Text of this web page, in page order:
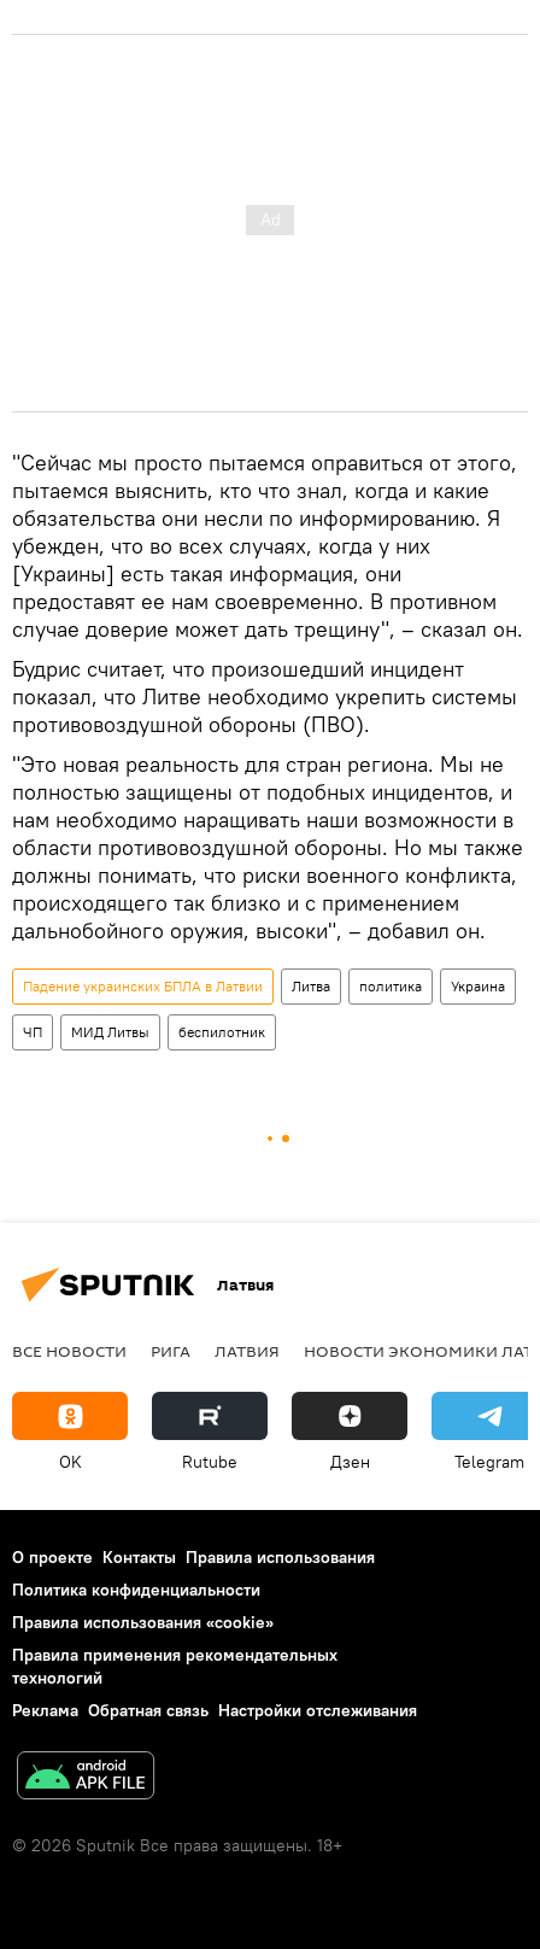
"Сейчас мы просто пытаемся оправиться от этого,
пытаемся выяснить, кто что знал, когда и какие
обязательства они несли по информированию. Я
убежден, что во всех случаях, когда у них
[Украины] есть такая информация, они
предоставят ее нам своевременно. В противном
случае доверие может дать трещину", – сказал он.
Будрис считает, что произошедший инцидент
показал, что Литве необходимо укрепить системы
противовоздушной обороны (ПВО).
"Это новая реальность для стран региона. Мы не
полностью защищены от подобных инцидентов, и
нам необходимо наращивать наши возможности в
области противовоздушной обороны. Но мы также
должны понимать, что риски военного конфликта,
происходящего так близко и с применением
дальнобойного оружия, высоки", – добавил он.
Падение украинских БПЛА в Латвии Литва политика Украина
ЧП МИД Литвы беспилотник
Латвия
ВСЕ НОВОСТИ РИГА ЛАТВИЯ НОВОСТИ ЭКОНОМИКИ
OK Rutube Дзен Telegram
О проекте Контакты Правила использования
Политика конфиденциальности
Правила использования «cookie»
Правила применения рекомендательных
технологий
Реклама Обратная связь Настройки отслеживания
© 2026 Sputnik Все права защищены. 18+